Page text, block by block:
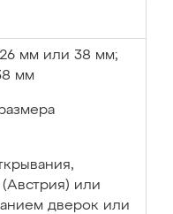
26 мм или 38 мм;
мм
(Австрия) или
дверок или